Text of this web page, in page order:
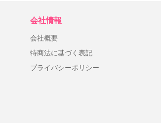
会社情報
会社概要
特商法に基づく表記
プライバシーポリシー